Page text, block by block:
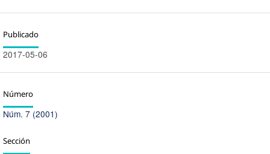
Publicado
2017-05-06
Número
Núm. 7 (2001)
Sección